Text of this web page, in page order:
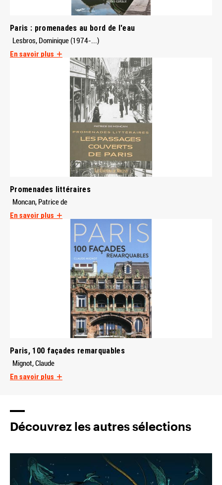
Paris : promenades au bord de l'eau
Lesbros, Dominique (1974-...)
En savoir plus
Promenades littéraires
Moncan, Patrice de
En savoir plus
Paris, 100 façades remarquables
Mignot, Claude
En savoir plus
Découvrez les autres sélections